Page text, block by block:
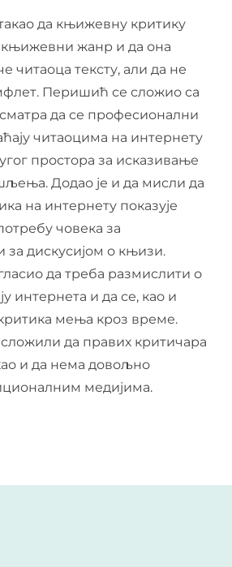
да књижевну критику
жанр и да она
читаоца тексту, али да не
Перишић се сложио са
да се професионални
читаоцима на интернету
простора за исказивање
Додао је и да мисли да
на интернету показује
човека за
дискусијом о књизи.
да треба размислити о
интернета и да се, као и
мења кроз време.
да правих критичара
и да нема довољно
медијима.